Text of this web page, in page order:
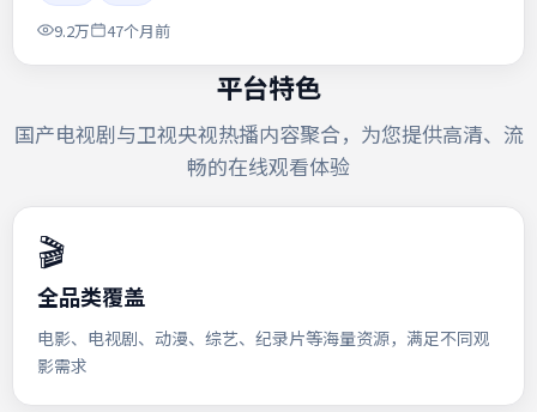
9.2万
47个月前
平台特色
国产电视剧与卫视央视热播内容聚合，为您提供高清、流
畅的在线观看体验
🎬
全品类覆盖
电影、电视剧、动漫、综艺、纪录片等海量资源，满足不同观
影需求